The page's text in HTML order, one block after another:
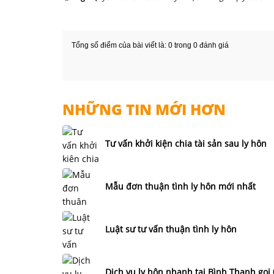
Tổng số điểm của bài viết là: 0 trong 0 đánh giá
NHỮNG TIN MỚI HƠN
Tư vấn khởi kiện chia tài sản sau ly hôn
Mẫu đơn thuận tình ly hôn mới nhất
Luật sư tư vấn thuận tình ly hôn